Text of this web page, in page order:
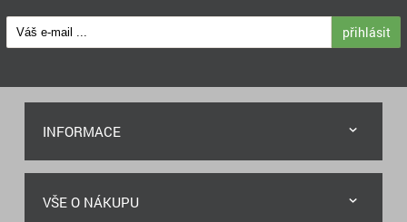
přihlásit
INFORMACE
VŠE O NÁKUPU